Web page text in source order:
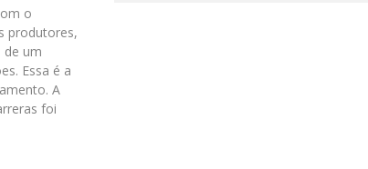
o
produtores,
de um
Essa é a
A
foi